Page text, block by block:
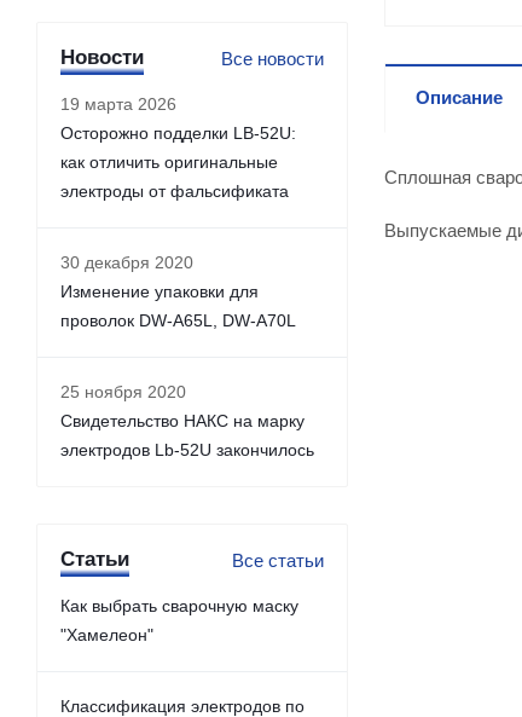
Описание
Сплошная
Выпускаемые
Новости Все новости
19 марта 2026
Осторожно подделки LB-52U:
как отличить оригинальные
электроды от фальсификата
30 декабря 2020
Изменение упаковки для
проволок DW-A65L, DW-A70L
25 ноября 2020
Свидетельство НАКС на марку
электродов Lb-52U закончилось
Статьи Все статьи
Как выбрать сварочную маску
"Хамелеон"
Классификация электродов по